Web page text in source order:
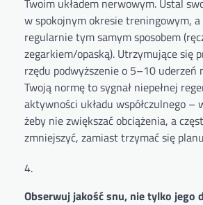
Twoim układem nerwowym. Ustal
w spokojnym okresie treningowym,
regularnie tym samym sposobem
zegarkiem/opaską). Utrzymujące się
rzędu podwyższenie o 5–10 uderzeń
Twoją normę to sygnał niepełnej
aktywności układu współczulnego –
żeby nie zwiększać obciążenia, a
zmniejszyć, zamiast trzymać się
Obserwuj jakość snu, nie tylko jego